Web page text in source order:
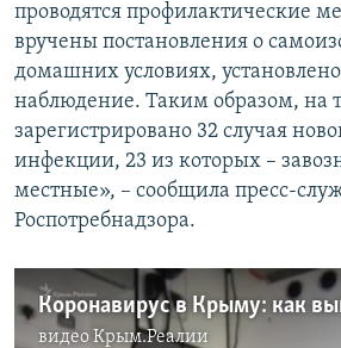
проводятся профилактические
вручены постановления о
домашних условиях,
наблюдение. Таким образом, на
зарегистрировано 32 случая
инфекции, 23 из которых –
местные», – сообщила пресс-
Роспотребнадзора.
видео Крым.Реалии